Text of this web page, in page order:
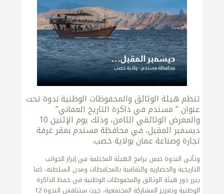
تنظم هيئة الوثائق والمحفوظات الوطنية ندوة تحت
عنوان ” مسندم في ذاكرة التاريخ العماني”
والمعرض الوثائقي الثامن، وذلك يوم الإثنين 10
ديسمبر المقبل، في محافظة مسندم بمقر غرفة
تجارة وصناعة عمان بولاية خصب.
وتأتي الندوة ضمن برامج الهيئة المختلفة في إبراز الجوانب
التاريخية والحضارية والثقافية بالمحافظات ومدن السلطنة، كما
يبرز دور هيئة الوثائق والمحفوظات الوطنية في حفظ الذاكرة
الوطنية وتعزيز المشاركة المجتمعية، حيث ستناقش الندوة 12